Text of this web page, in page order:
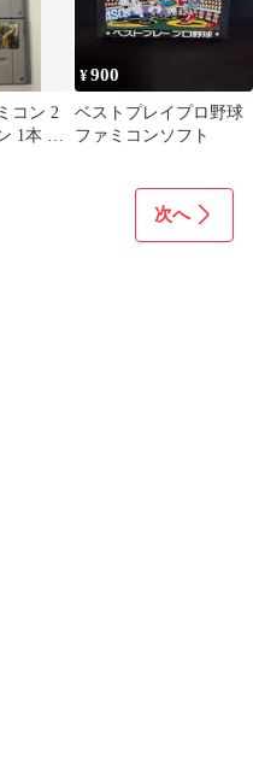
コン 2
1本 計
¥900
ベストプレイプロ野球
ファミコンソフト
次へ